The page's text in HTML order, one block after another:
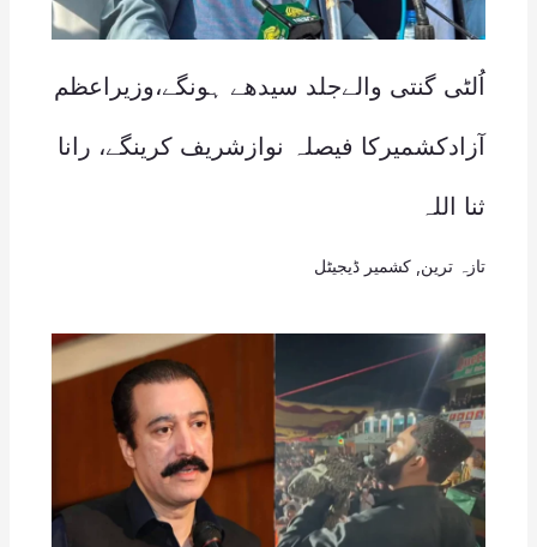
اُلٹی گنتی والےجلد سیدھے ہونگے،وزیراعظم
آزادکشمیرکا فیصلہ نوازشریف کرینگے، رانا
ثنا اللہ
تازہ ترین کشمیر ڈیجیٹل